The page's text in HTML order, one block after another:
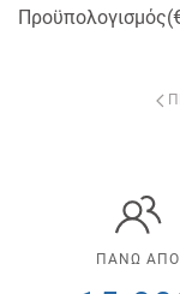
ΠΑΝΩ ΑΠΟ